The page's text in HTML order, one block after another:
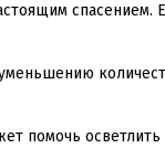
спасением.
помочь осветлить